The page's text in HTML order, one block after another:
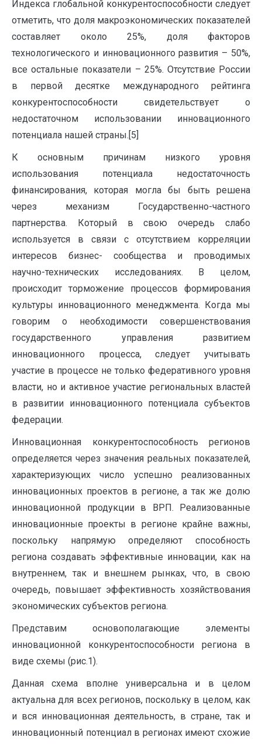
Индекса глобальной конкурентоспособности следует
отметить, что доля макроэкономических показателей
составляет около 25%, доля факторов
технологического и инновационного развития – 50%,
все остальные показатели – 25%. Отсутствие России
в первой десятке международного рейтинга
конкурентоспособности свидетельствует о
недостаточном использовании инновационного
потенциала нашей страны.[5]
К основным причинам низкого уровня
использования потенциала недостаточность
финансирования, которая могла бы быть решена
через механизм Государственно-частного
партнерства. Который в свою очередь слабо
используется в связи с отсутствием корреляции
интересов бизнес- сообщества и проводимых
научно-технических исследованиях. В целом,
происходит торможение процессов формирования
культуры инновационного менеджмента. Когда мы
говорим о необходимости совершенствования
государственного управления развитием
инновационного процесса, следует учитывать
участие в процессе не только федеративного уровня
власти, но и активное участие региональных властей
в развитии инновационного потенциала субъектов
федерации.
Инновационная конкурентоспособность регионов
определяется через значения реальных показателей,
характеризующих число успешно реализованных
инновационных проектов в регионе, а так же долю
инновационной продукции в ВРП. Реализованные
инновационные проекты в регионе крайне важны,
поскольку напрямую определяют способность
региона создавать эффективные инновации, как на
внутреннем, так и внешнем рынках, что, в свою
очередь, повышает эффективность хозяйствования
экономических субъектов региона.
Представим основополагающие элементы
инновационной конкурентоспособности региона в
виде схемы (рис.1).
Данная схема вполне универсальна и в целом
актуальна для всех регионов, поскольку в целом, как
и вся инновационная деятельность, в стране, так и
инновационный потенциал в регионах имеют схожие